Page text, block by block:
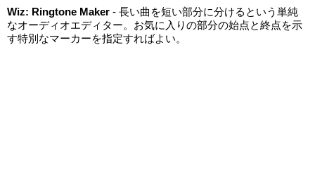
Wiz: Ringtone Maker - 長い曲を短い部分に分けるという単純
なオーディオエディター。お気に入りの部分の始点と終点を示
す特別なマーカーを指定すればよい。